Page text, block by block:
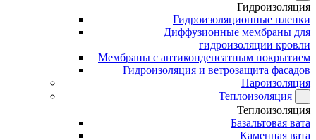
Гидроизоляция
Гидроизоляционные пленки
Диффузионные мембраны для
гидроизоляции кровли
Мембраны с антиконденсатным покрытием
Гидроизоляция и ветрозащита фасадов
Пароизоляция
Теплоизоляция
Теплоизоляция
Базальтовая вата
Каменная вата